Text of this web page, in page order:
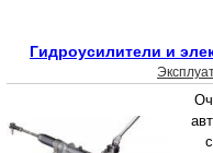
Гидроусилители и